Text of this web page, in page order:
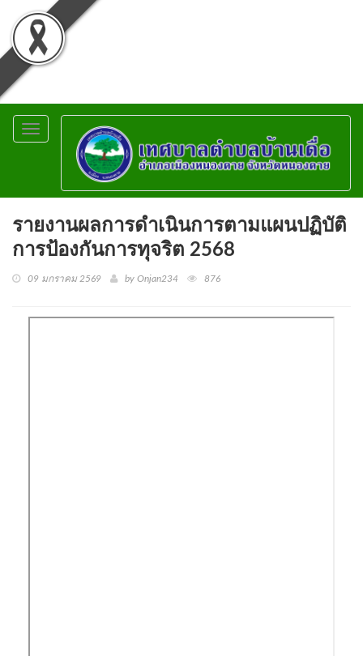
Toggle
navigation
รายงานผลการดำเนินการตามแผนปฏิบัติ
การป้องกันการทุจริต 2568
09 มกราคม 2569 by Onjan234 876